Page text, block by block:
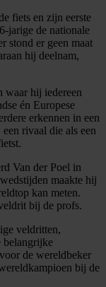
fiets en zijn eerste
jarige de nationale
stond er geen maat
hij deelnam,
waar hij iedereen
én Europese
erkennen in een
rivaal die als een
Van der Poel in
maakte hij
kan meten.
bij de profs.
veldritten,
belangrijke
de wereldbeker
bij de